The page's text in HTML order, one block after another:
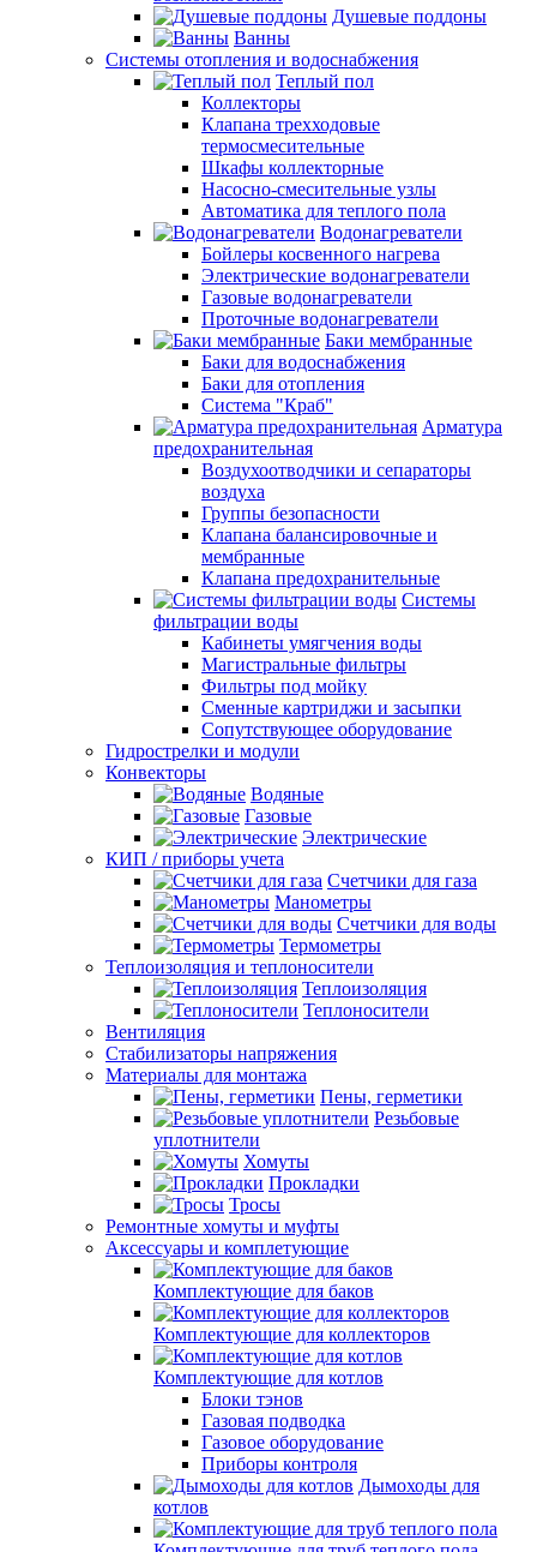
Душевые поддоны
Ванны
Системы отопления и водоснабжения
Теплый пол
Коллекторы
Клапана трехходовые
термосмесительные
Шкафы коллекторные
Насосно-смесительные узлы
Автоматика для теплого пола
Водонагреватели
Бойлеры косвенного нагрева
Электрические водонагреватели
Газовые водонагреватели
Проточные водонагреватели
Баки мембранные
Баки для водоснабжения
Баки для отопления
Система "Краб"
Арматура
предохранительная
Воздухоотводчики и сепараторы
воздуха
Группы безопасности
Клапана балансировочные и
мембранные
Клапана предохранительные
Системы
фильтрации воды
Кабинеты умягчения воды
Магистральные фильтры
Фильтры под мойку
Сменные картриджи и засыпки
Сопутствующее оборудование
Гидрострелки и модули
Конвекторы
Водяные
Газовые
Электрические
КИП / приборы учета
Счетчики для газа
Манометры
Счетчики для воды
Термометры
Теплоизоляция и теплоносители
Теплоизоляция
Теплоносители
Вентиляция
Стабилизаторы напряжения
Материалы для монтажа
Пены, герметики
Резьбовые
уплотнители
Хомуты
Прокладки
Тросы
Ремонтные хомуты и муфты
Аксессуары и комплетующие
Комплектующие для баков
Комплектующие для коллекторов
Комплектующие для котлов
Блоки тэнов
Газовая подводка
Газовое оборудование
Приборы контроля
Дымоходы для
котлов